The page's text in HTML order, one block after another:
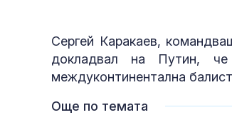
Сергей Каракаев,
докладвал на Путин,
междуконтинентална
Още по темата